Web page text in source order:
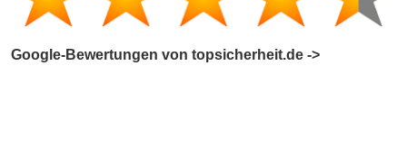
Google-Bewertungen von topsicherheit.de ->